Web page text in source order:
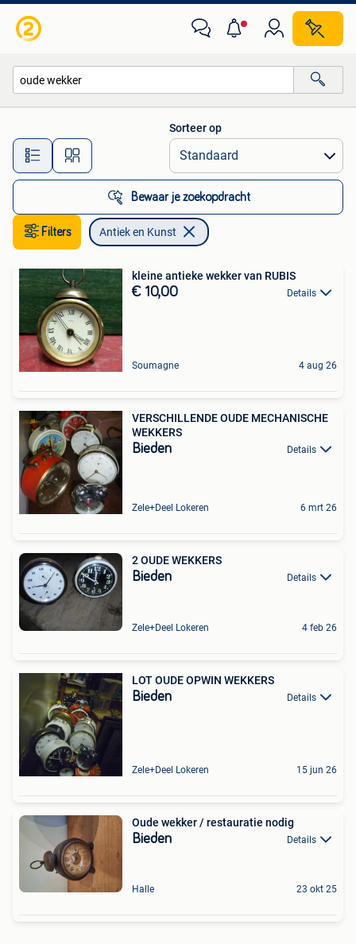
Alle afstanden…
Sorteer op
Bewaar je zoekopdracht
Filters Antiek en Kunst
kleine antieke wekker van RUBIS
€ 10,00 Details
Soumagne 4 aug 26
VERSCHILLENDE OUDE MECHANISCHE
WEKKERS
Bieden Details
Zele+Deel Lokeren 6 mrt 26
2 OUDE WEKKERS
Bieden Details
Zele+Deel Lokeren 4 feb 26
LOT OUDE OPWIN WEKKERS
Bieden Details
Zele+Deel Lokeren 15 jun 26
Oude wekker / restauratie nodig
Bieden Details
Halle 23 okt 25